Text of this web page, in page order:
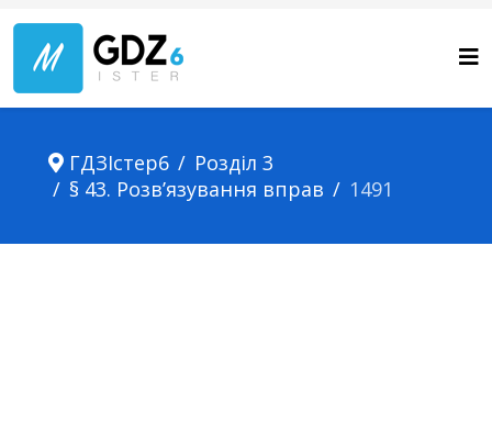
ГДЗІстер6
Розділ 3
§ 43. Розв’язування вправ
1491